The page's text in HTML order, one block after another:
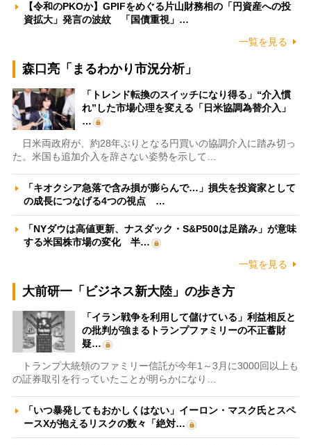
【令和のPKOか】GPIFをめぐる片山財務相の「円資産への投
資拡大」発言の波紋 「国債重視」…
一覧を見る
森口亮「まるわかり市況分析」
「トレンド転換のスイッチになり得る」“介入慣
れ”した市場心理を変える「日米協調為替介入」
…
日米両政府が、約28年ぶりとなる円買いの協調介入に踏み切っ
た。米国も追加介入を辞さない姿勢を示して…
「キオクシア急落で含み損が膨らんで…」損失を投資家として
の成長につなげる4つの視点 …
「NYダウは高値更新、ナスダック・S&P500は足踏み」が意味
する米国株市場の変化 半…
一覧を見る
大前研一「ビジネス新大陸」の歩き方
「イラン戦争を利用して儲けている」利益相反と
の批判が強まるトランプファミリーの不正蓄財
疑…
トランプ大統領のファミリー信託が今年1～3月に3000回以上も
の証券取引を行っていたことが明らかになり…
「いつ暴発してもおかしくはない」イーロン・マスク氏とスペ
ースXが抱えるリスクの数々「絶対…